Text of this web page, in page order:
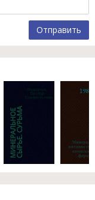
Отправить